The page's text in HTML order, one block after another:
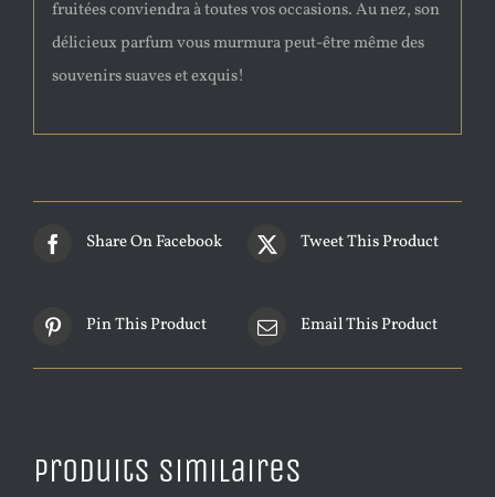
fruitées conviendra à toutes vos occasions. Au nez, son
délicieux parfum vous murmura peut-être même des
souvenirs suaves et exquis!
Share On Facebook Tweet This Product
Pin This Product Email This Product
Produits similaires